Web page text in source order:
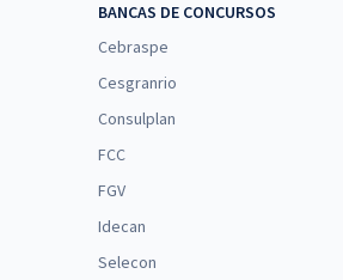
BANCAS DE CONCURSOS
Cebraspe
Cesgranrio
Consulplan
FCC
FGV
Idecan
Selecon